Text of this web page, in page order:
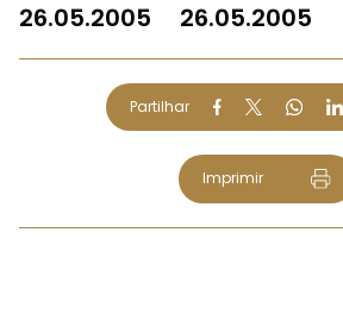
26.05.2005 26.05.2005
Partilhar
Imprimir